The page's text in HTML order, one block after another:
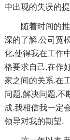
中出现的失误的
随着时间的
深的了解.公司宽
化,使得我在工作
格要求自己,在作
家之间的关系.在
问题,解决问题,不
成.我相信我一定
领导对我的期望.